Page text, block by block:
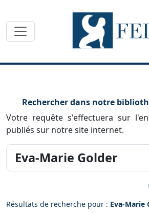
Toggle navigation
Rechercher dans notre
Votre requête s'effectuera sur
publiés sur notre site internet.
Résultats de recherche pour : Eva-Marie